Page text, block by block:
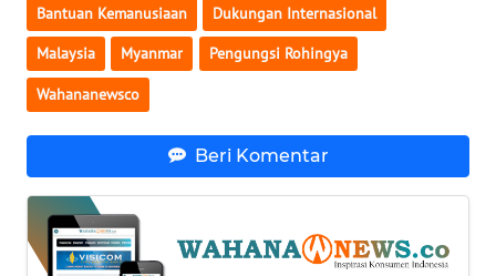
Bantuan Kemanusiaan Dukungan Internasional
Malaysia Myanmar Pengungsi Rohingya
Wahananewsco
Beri Komentar
WN
SULTRA
SULTENG